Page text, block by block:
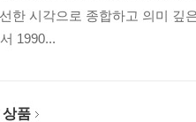
한 시각으로 종합하고 의미
1990...
상품